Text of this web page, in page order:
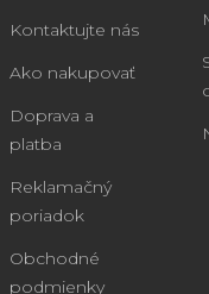
Kontaktujte nás
Ako nakupovať
Doprava a
platba
Reklamačný
poriadok
Obchodné
podmienky